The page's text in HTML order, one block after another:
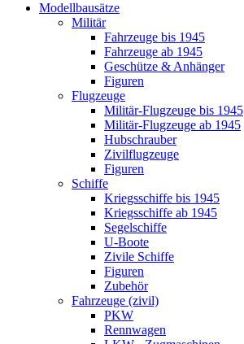
Modellbausätze
Militär
Fahrzeuge bis 1945
Fahrzeuge ab 1945
Geschütze & Anhänger
Figuren
Flugzeuge
Militär-Flugzeuge bis 1945
Militär-Flugzeuge ab 1945
Hubschrauber
Zivilflugzeuge
Figuren
Schiffe
Kriegsschiffe bis 1945
Kriegsschiffe ab 1945
Segelschiffe
U-Boote
Zivile Schiffe
Figuren
Zubehör
Fahrzeuge (zivil)
PKW
Rennwagen